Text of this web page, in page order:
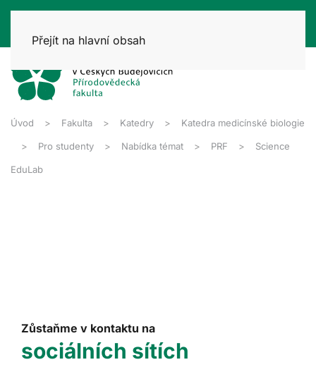
Přejít na hlavní obsah
Úvod Fakulta Katedry Katedra medicínské biologie
Pro studenty Nabídka témat PRF Science
EduLab
Zůstaňme v kontaktu na
sociálních sítích